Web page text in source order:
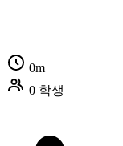
0m
0 학생